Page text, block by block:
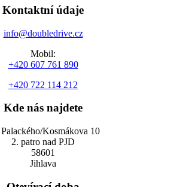
Kontaktní údaje
info@doubledrive.cz
Mobil:
+420 607 761 890
+420 722 114 212
Kde nás najdete
Kosmákova 10
2. patro nad PJD
58601
Jihlava